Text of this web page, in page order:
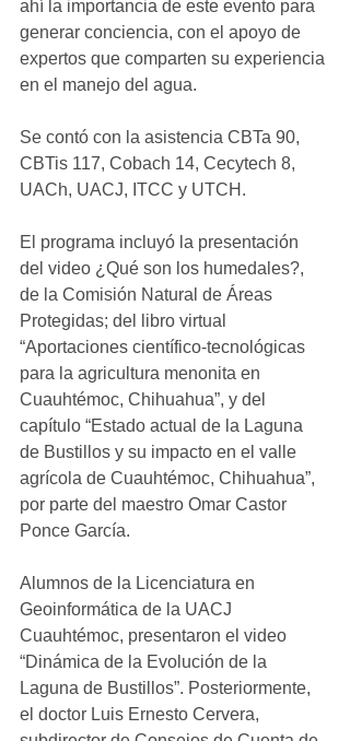
ahí la importancia de este evento para
generar conciencia, con el apoyo de
expertos que comparten su experiencia
en el manejo del agua.
Se contó con la asistencia CBTa 90,
CBTis 117, Cobach 14, Cecytech 8,
UACh, UACJ, ITCC y UTCH.
El programa incluyó la presentación
del video ¿Qué son los humedales?,
de la Comisión Natural de Áreas
Protegidas; del libro virtual
“Aportaciones científico-tecnológicas
para la agricultura menonita en
Cuauhtémoc, Chihuahua”, y del
capítulo “Estado actual de la Laguna
de Bustillos y su impacto en el valle
agrícola de Cuauhtémoc, Chihuahua”,
por parte del maestro Omar Castor
Ponce García.
Alumnos de la Licenciatura en
Geoinformática de la UACJ
Cuauhtémoc, presentaron el video
“Dinámica de la Evolución de la
Laguna de Bustillos”. Posteriormente,
el doctor Luis Ernesto Cervera,